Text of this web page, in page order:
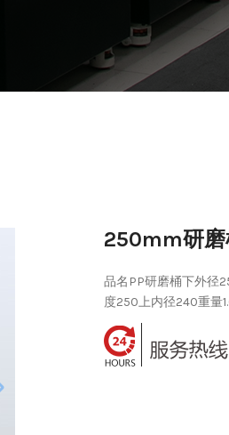
250mm研磨
品名PP研磨桶下外径
度250上内径240重量